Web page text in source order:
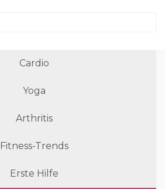
Cardio
Yoga
Arthritis
Fitness-Trends
Erste Hilfe